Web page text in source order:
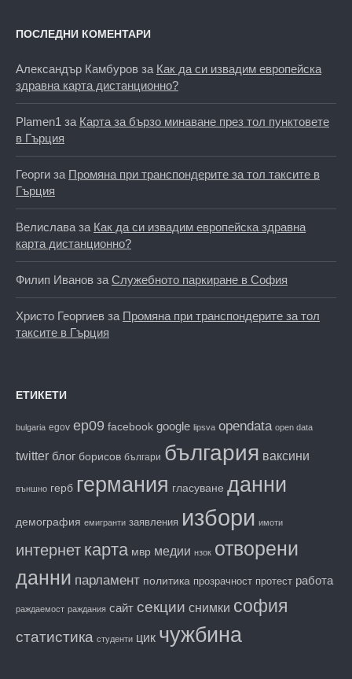
ПОСЛЕДНИ КОМЕНТАРИ
Александър Камбуров за Как да си извадим европейска
здравна карта дистанционно?
Plamen1 за Карта за бързо минаване през тол пунктовете
в Гърция
Георги за Промяна при транспондерите за тол таксите в
Гърция
Велиславаза Как да си извадим европейска здравна
карта дистанционно?
Филип Иванов заСлужебното паркиране в София
Христо Георгиев за Промяна при транспондерите за тол
таксите в Гърция
ЕТИКЕТИ
bulgaria egov ep09 facebook google lipsva opendata open data
twitter блог борисов българи българия ваксини
външно герб германия гласуване данни
демография емигранти заявления избори имоти
интернет карта мвр медии нзок отворени
данни парламент политика прозрачност протест работа
раждаемост раждания сайт секции снимки софия
статистика студенти цик чужбина